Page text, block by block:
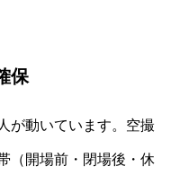
保
が動いています。空撮
（開場前・閉場後・休